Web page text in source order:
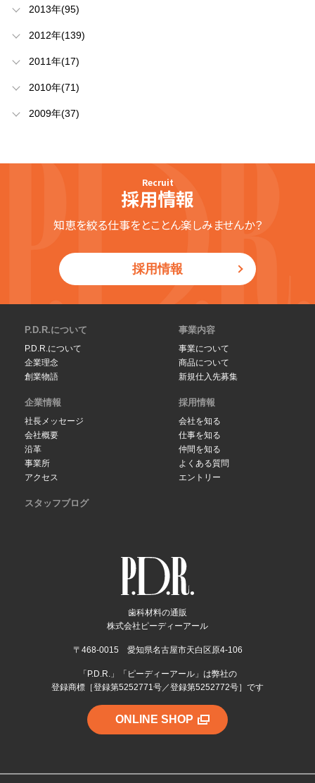
2013年(95)
2012年(139)
2011年(17)
2010年(71)
2009年(37)
Recruit
採用情報
知恵を絞る仕事をとことん楽しみませんか？
採用情報
歯科材料の通販
株式会社ピーディーアール
〒468-0015 愛知県名古屋市天白区原4-106
「P.D.R.」「ピーディーアール」は弊社の
登録商標［登録第5252771号／登録第5252772号］です
ONLINE SHOP
P.D.R.について
P.D.R.について
企業理念
創業物語
事業内容
事業について
商品について
新規仕入先募集
企業情報
社長メッセージ
会社概要
沿革
事業所
アクセス
採用情報
会社を知る
仕事を知る
仲間を知る
よくある質問
エントリー
スタッフブログ